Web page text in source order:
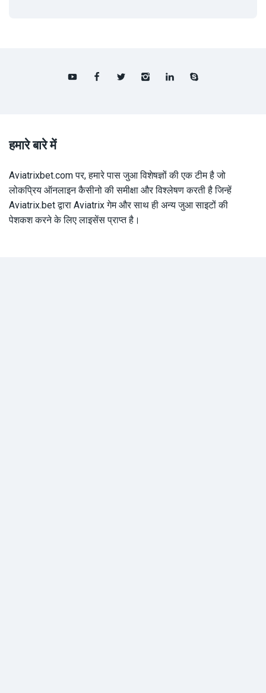
हमारे बारे में
Aviatrixbet.com पर, हमारे पास जुआ विशेषज्ञों की एक टीम है जो
लोकप्रिय ऑनलाइन कैसीनो की समीक्षा और विश्लेषण करती है जिन्हें
Aviatrix.bet द्वारा Aviatrix गेम और साथ ही अन्य जुआ साइटों की
पेशकश करने के लिए लाइसेंस प्राप्त है।